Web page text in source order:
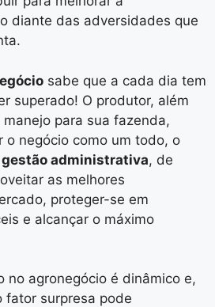
diante das adversidades que
sabe que a cada dia tem
superado! O produtor, além
para sua fazenda,
o negócio como um todo, o
gestão administrativa, de
as melhores
proteger-se em
e alcançar o máximo
no agronegócio é dinâmico e,
fator surpresa pode